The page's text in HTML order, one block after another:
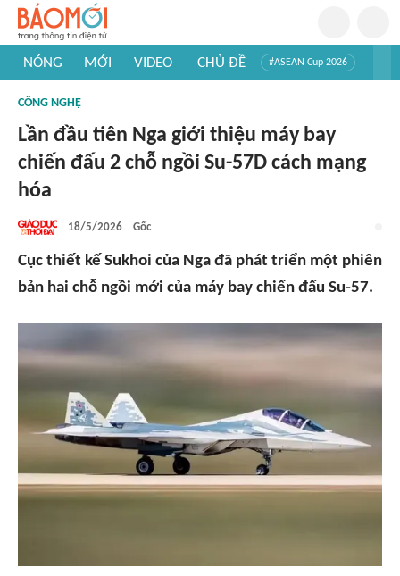
NÓNG MỚI VIDEO CHỦ ĐỀ #ASEAN Cup 2026
#Khám phá thế giới
CÔNG NGHỆ
Lần đầu tiên Nga giới thiệu máy bay
chiến đấu 2 chỗ ngồi Su-57D cách mạng
hóa
18/5/2026 Gốc
Cục thiết kế Sukhoi của Nga đã phát triển một phiên
bản hai chỗ ngồi mới của máy bay chiến đấu Su-57.